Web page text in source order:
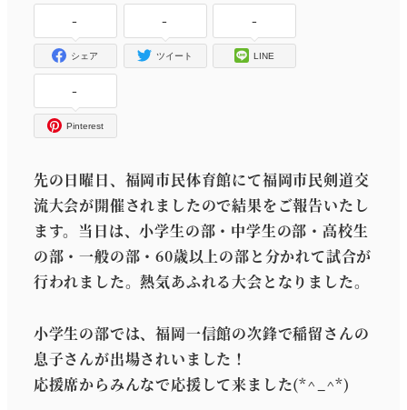
-
シェア
-
ツイート
-
LINE
-
Pinterest
先の日曜日、福岡市民体育館にて福岡市民剣道交
流大会が開催されましたので結果をご報告いたし
ます。当日は、小学生の部・中学生の部・高校生
の部・一般の部・60歳以上の部と分かれて試合が
行われました。熱気あふれる大会となりました。
小学生の部では、福岡一信館の次鋒で稲留さんの
息子さんが出場されいました！
応援席からみんなで応援して来ました(*^_^*)